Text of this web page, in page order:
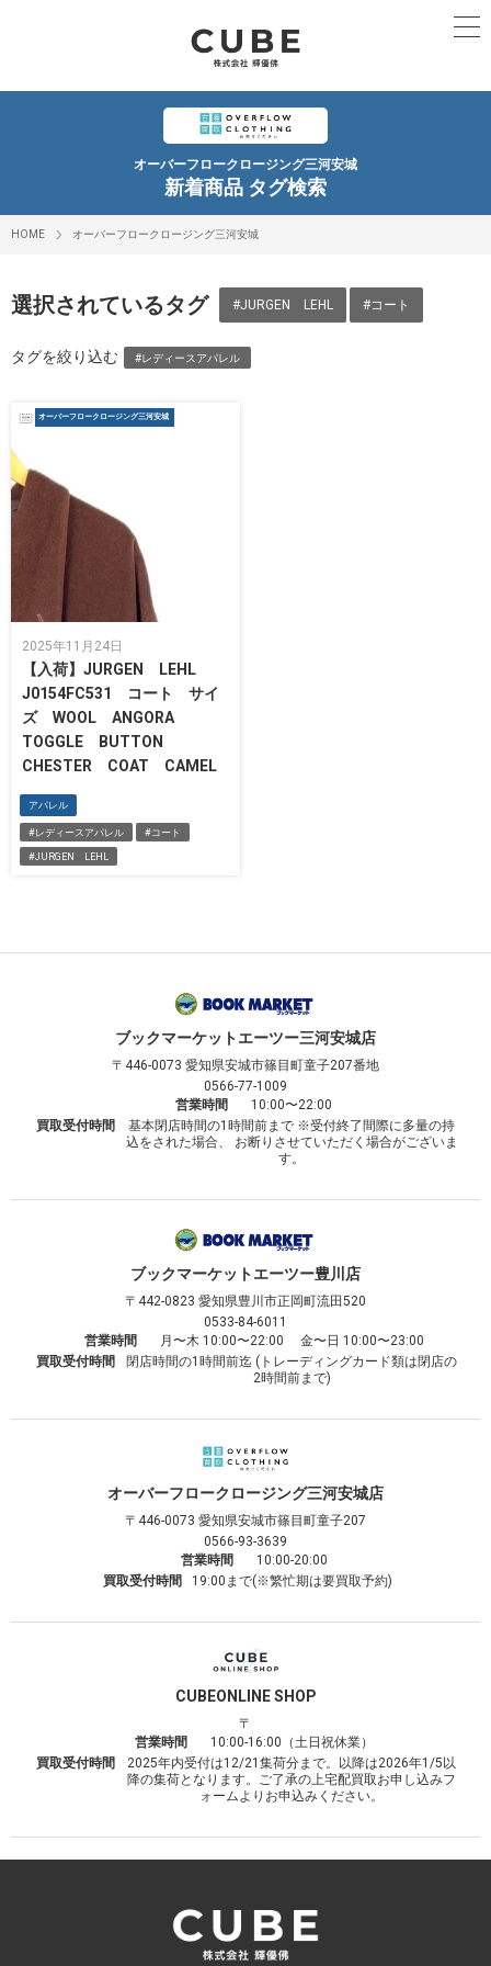
オーバーフロークロージング三河安城
新着商品 タグ検索
HOME オーバーフロークロージング三河安城
選択されているタグ #JURGEN LEHL #コート
タグを絞り込む #レディースアパレル
オーバーフロークロージング三河安城
2025年11月24日
【入荷】JURGEN LEHL
J0154FC531 コート サイ
ズ WOOL ANGORA
TOGGLE BUTTON
CHESTER COAT CAMEL
アパレル
#レディースアパレル #コート
#JURGEN LEHL
ブックマーケットエーツー三河安城店
〒446-0073 愛知県安城市篠目町童子207番地
0566-77-1009
営業時間
10:00〜22:00
買取受付時間
基本閉店時間の1時間前まで ※受付終了間際に多量の持
込をされた場合、 お断りさせていただく場合がございま
す。
ブックマーケットエーツー豊川店
〒442-0823 愛知県豊川市正岡町流田520
0533-84-6011
営業時間
月〜木 10:00〜22:00 金〜日 10:00〜23:00
買取受付時間
閉店時間の1時間前迄 (トレーディングカード類は閉店の
2時間前まで)
オーバーフロークロージング三河安城店
〒446-0073 愛知県安城市篠目町童子207
0566-93-3639
営業時間
10:00-20:00
買取受付時間
19:00まで(※繁忙期は要買取予約)
CUBEONLINE SHOP
〒
営業時間
10:00-16:00（土日祝休業）
買取受付時間
2025年内受付は12/21集荷分まで。以降は2026年1/5以
降の集荷となります。ご了承の上宅配買取お申し込みフ
ォームよりお申込みください。